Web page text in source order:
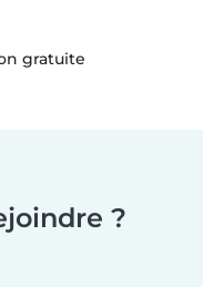
gratuite
?